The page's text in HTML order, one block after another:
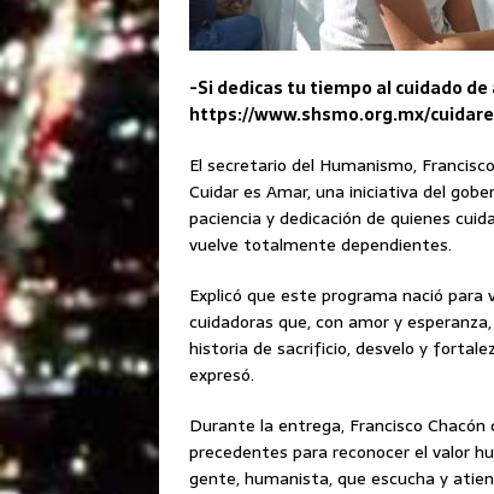
-Si dedicas tu tiempo al cuidado
https://www.shsmo.org.mx/
El secretario del Humanismo,
Cuidar es Amar, una iniciativa del
paciencia y dedicación de quienes
vuelve totalmente dependientes.
Explicó que este programa nació
cuidadoras que, con amor y
historia de sacrificio, desvelo y
expresó.
Durante la entrega, Francisco
precedentes para reconocer el valor
gente, humanista, que escucha y